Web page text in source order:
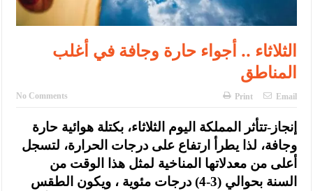
دعوة المكلفين بخدمة العلم (الدفعة الثالثة) إلى مراجعة منصة خدمة
الملك يلتقي مجموعة من رفاق السلاح
عارف بيك فريحات.. مبارك وبكم تزهو المناصب
الثلاثاء .. أجواء حارة وجافة في أغلب
المناطق
No Comments Print Email
إنجاز-تتأثر المملكة اليوم الثلاثاء، بكتلة هوائية حارة
وجافة، لذا يطرأ ارتفاع على درجات الحرارة، لتسجل
أعلى من معدلاتها المناخية لمثل هذا الوقت من
السنة بحوالي (3-4) درجات مئوية ، ويكون الطقس